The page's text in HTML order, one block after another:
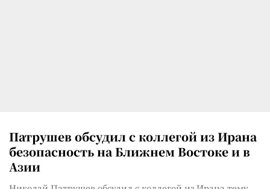
Патрушев обсудил с коллегой из Ирана
безопасность на Ближнем Востоке и в
Азии